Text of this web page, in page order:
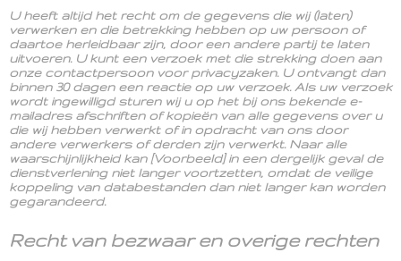
U heeft altijd het recht om de gegevens die wij (laten)
verwerken en die betrekking hebben op uw persoon of
daartoe herleidbaar zijn, door een andere partij te laten
uitvoeren. U kunt een verzoek met die strekking doen aan
onze contactpersoon voor privacyzaken. U ontvangt dan
binnen 30 dagen een reactie op uw verzoek. Als uw verzoek
wordt ingewilligd sturen wij u op het bij ons bekende e-
mailadres afschriften of kopieën van alle gegevens over u
die wij hebben verwerkt of in opdracht van ons door
andere verwerkers of derden zijn verwerkt. Naar alle
waarschijnlijkheid kan [Voorbeeld] in een dergelijk geval de
dienstverlening niet langer voortzetten, omdat de veilige
koppeling van databestanden dan niet langer kan worden
gegarandeerd.
Recht van bezwaar en overige rechten